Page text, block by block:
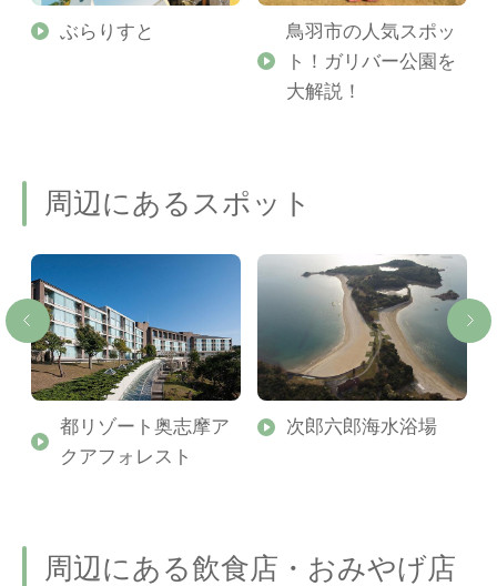
ぶらりすと
鳥羽市の人気スポッ
ト！ガリバー公園を
大解説！
周辺にあるスポット
都リゾート奥志摩ア
クアフォレスト
次郎六郎海水浴場
周辺にある飲食店・おみやげ店